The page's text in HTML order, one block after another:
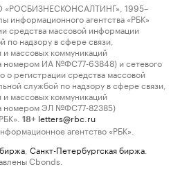
1995–
информационного агентства «РБК»
средства массовой информации
по надзору в сфере связи,
массовых коммуникаций
номером ИА №ФС77-63848) и сетевого
о регистрации средства массовой
службой по надзору в сфере связи,
массовых коммуникаций
номером ЭЛ №ФС77-82385)
18+ letters@rbc.ru
агентство «РБК».
Санкт-Петербургская биржа
Cbonds.